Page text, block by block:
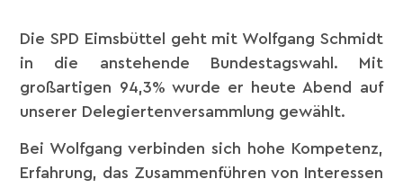
Die SPD Eimsbüttel geht mit Wolfgang Schmidt
in die anstehende Bundestagswahl. Mit
großartigen 94,3% wurde er heute Abend auf
unserer Delegiertenversammlung gewählt.
Bei Wolfgang verbinden sich hohe Kompetenz,
Erfahrung, das Zusammenführen von Interessen